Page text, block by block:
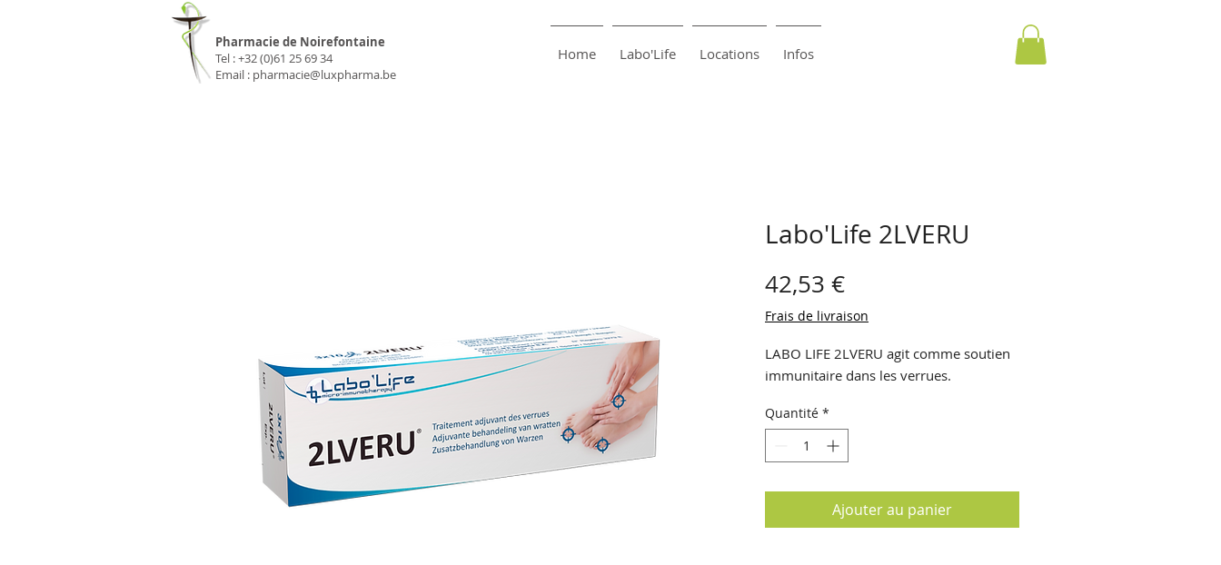
Home Labo'Life Locations Infos
Labo'Life 2LVERU
42,53 €Prix
Frais de livraison
LABO LIFE 2LVERU agit comme soutien
immunitaire dans les verrues.
Quantité *
Ajouter au panier
Pharmacie de Noirefontaine
Tel : +32 (0)61 25 69 34
Email : pharmacie@luxpharma.be